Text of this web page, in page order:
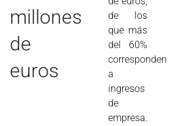
millones
de
euros
de los
que más
del 60%
corresponden
a
ingresos
de
empresa.